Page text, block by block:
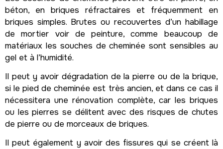
béton, en briques réfractaires et fréquemment en
briques simples. Brutes ou recouvertes d’un habillage
de mortier voir de peinture, comme beaucoup de
matériaux les souches de cheminée sont sensibles au
gel et à l’humidité.
Il peut y avoir dégradation de la pierre ou de la brique,
si le pied de cheminée est très ancien, et dans ce cas il
nécessitera une rénovation complète, car les briques
ou les pierres se délitent avec des risques de chutes
de pierre ou de morceaux de briques.
Il peut également y avoir des fissures qui se créent là